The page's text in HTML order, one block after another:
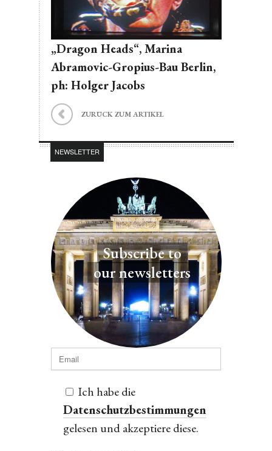
„Dragon Heads“, Marina
Abramovic-Gropius-Bau Berlin,
ph: Holger Jacobs
ZURÜCK ZUM ARTIKEL
NEWSLETTER
Subscribe to
our newsletters
Ich habe die
Datenschutzbestimmungen
gelesen und akzeptiere diese.